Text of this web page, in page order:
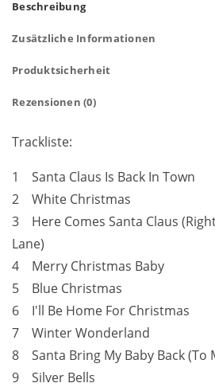
Beschreibung
Zusätzliche Informationen
Produktsicherheit
Rezensionen (0)
Trackliste:
1 Santa Claus Is Back In Town
2 White Christmas
3 Here Comes Santa Claus
Lane)
4 Merry Christmas Baby
5 Blue Christmas
6 I'll Be Home For Christmas
7 Winter Wonderland
8 Santa Bring My Baby Back (To
9 Silver Bells